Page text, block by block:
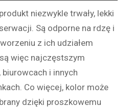
niezwykle trwały, lekki
Są odporne na rdzę i
z ich udziałem
więc najczęstszym
i innych
Co więcej, kolor może
dzięki proszkowemu